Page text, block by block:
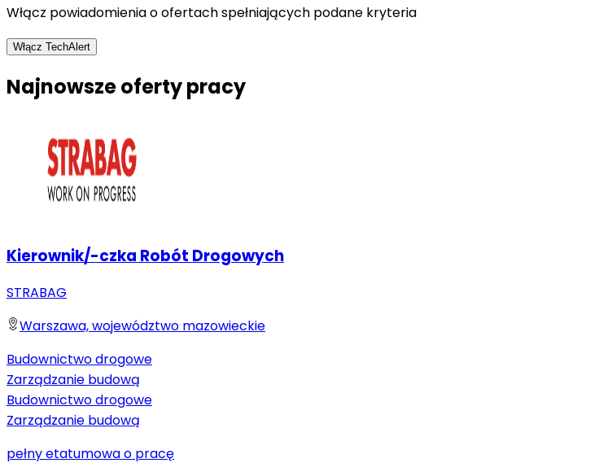
Włącz powiadomienia o ofertach spełniających podane kryteria
Włącz TechAlert
Najnowsze oferty pracy
Kierownik/-czka Robót Drogowych
STRABAG
Warszawa, województwo mazowieckie
Budownictwo drogowe
Zarządzanie budową
Budownictwo drogowe
Zarządzanie budową
pełny etatumowa o pracę